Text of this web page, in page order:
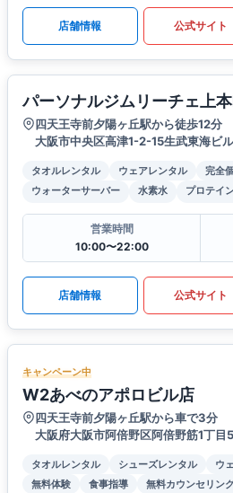
店舗情報 公式サイト
パーソナルジムリーチェ上
四天王寺前夕陽ヶ丘駅から徒歩12分
大阪市中央区高津1-2-15生武東海ビ
タオルレンタル ウェアレンタル 完全
ウォーターサーバー
水素水 プロテイ
営業時間
10:00〜22:00
店舗情報 公式サイト
キャンペーン中
W2あべのアポロビル店
四天王寺前夕陽ヶ丘駅から車で3分
大阪府大阪市阿倍野区阿倍野筋1丁
タオルレンタル シューズレンタル ウ
無料体験
食事指導 無料カウンセリン